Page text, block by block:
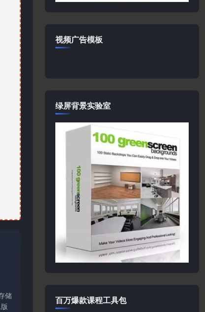
储
视频广告模板
绿屏背景实验室
百万爆款课程工具包